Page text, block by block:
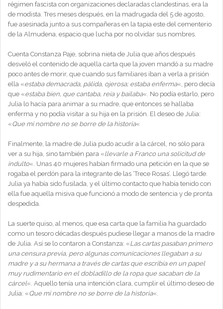
régimen fascista con organizaciones declaradas clandestinas, era la
de modista. Tres meses después, en la madrugada del 5 de agosto,
fue asesinada junto a sus compañeras en la tapia este del cementerio
de la Almudena, espacio que lucha por no olvidar sus nombres.
Cuenta Constanza Paje, sobrina nieta de Julia que años después
desveló el contenido de aquella carta que la joven mandó a su madre
poco antes de morir, que cuando sus familiares iban a verla a prisión
ella «estaba demacrada, pálida, ojerosa; estaba enferma«, pero decía
que «estaba bien, que cantaba, reía y bailaba«. No podía estarlo, pero
Julia lo hacía para animar a su madre, que entonces se hallaba
enferma y no podía visitar a su hija en la prisión. El deseo de Julia:
«Que mi nombre no se borre de la historia«
Finalmente, la madre de Julia pudo acudir a la cárcel, no sólo para
ver a su hija, sino también para «llevarle a Franco una solicitud de
indulto«. Unas 40 mujeres habían firmado una petición en la que se
rogaba el perdón para la integrante de las ‘Trece Rosas’. Llegó tarde.
Julia ya había sido fusilada, y el último contacto que había tenido con
ella fue aquella misiva que funcionó a modo de sentencia y de pronta
despedida.
La suerte quiso, al menos, que esa carta que la familia ha guardado
como un tesoro décadas después pudiese llegar a manos de la madre
de Julia. Así se lo contaron a Constanza: «Las cartas pasaban primero
una censura previa, pero algunas comunicaciones llegaban a su
madre y a su hermana a través de cartas que escribía en un papel
muy rudimentario en el dobladillo de la ropa que sacaban de la
cárcel«. Aquello tenía una intención clara, cumplir el último deseo de
Julia: «Que mi nombre no se borre de la historia«.